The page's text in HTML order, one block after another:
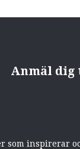
Anmäl
som inspirerar